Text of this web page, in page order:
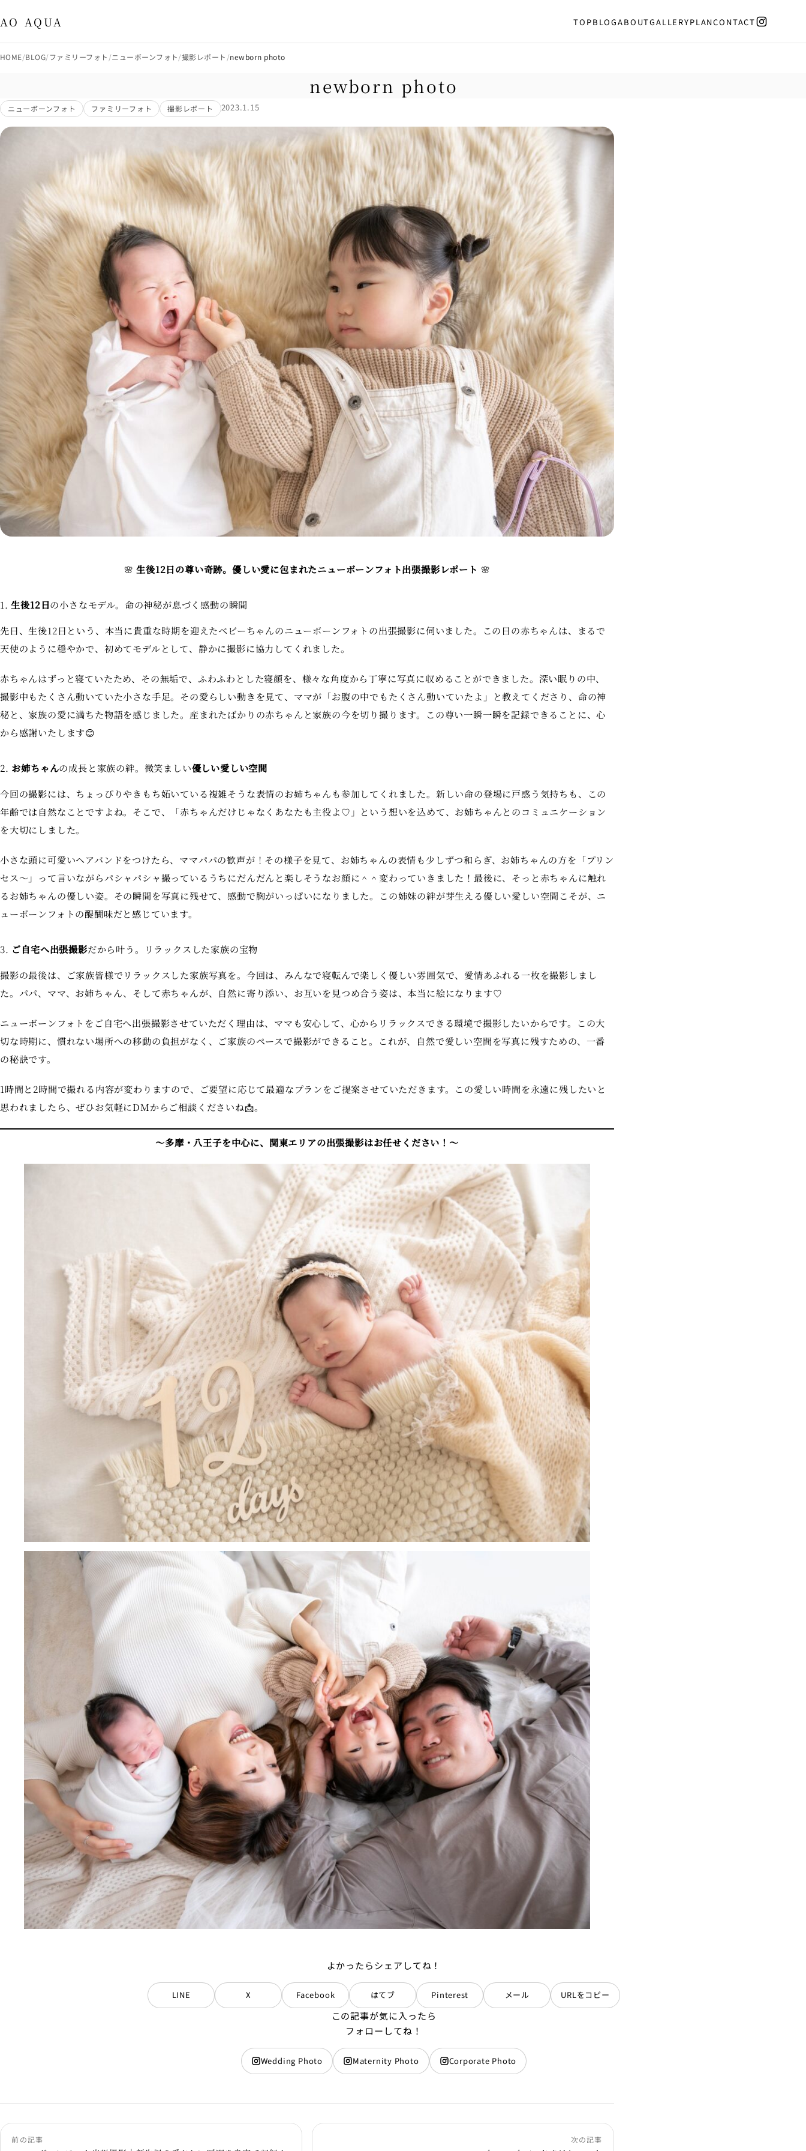
出張撮影・八王子市・多摩市 AO AQUA
AO AQUA TOPBLOGABOUTGALLERYPLANCONTACT
HOME BLOG ファミリーフォト ニューボーンフォト 撮影レポート newborn photo
newborn photo
ニューボーンフォト ファミリーフォト 撮影レポート 2023.1.15
🌸生後12日の尊い奇跡。優しい愛に包まれたニューボーンフォト出張撮影レポート 🌸
1.生後12日の小さなモデル。命の神秘が息づく感動の瞬間
先日、生後12日という、本当に貴重な時期を迎えたベビーちゃんのニューボーンフォトの出張撮影に伺いました。この日の赤ちゃんは、まるで
天使のように穏やかで、初めてモデルとして、静かに撮影に協力してくれました。
赤ちゃんはずっと寝ていたため、その無垢で、ふわふわとした寝顔を、様々な角度から丁寧に写真に収めることができました。深い眠りの中、
撮影中もたくさん動いていた小さな手足。その愛らしい動きを見て、ママが「お腹の中でもたくさん動いていたよ」と教えてくださり、命の神
秘と、家族の愛に満ちた物語を感じました。産まれたばかりの赤ちゃんと家族の今を切り撮ります。この尊い一瞬一瞬を記録できることに、心
から感謝いたします😊
2. お姉ちゃんの成長と家族の絆。微笑ましい優しい愛しい空間
今回の撮影には、ちょっぴりやきもち妬いている複雑そうな表情のお姉ちゃんも参加してくれました。新しい命の登場に戸惑う気持ちも、この
年齢では自然なことですよね。そこで、「赤ちゃんだけじゃなくあなたも主役よ♡」という想いを込めて、お姉ちゃんとのコミュニケーション
を大切にしました。
小さな頭に可愛いヘアバンドをつけたら、ママパパの歓声が！その様子を見て、お姉ちゃんの表情も少しずつ和らぎ、お姉ちゃんの方を「プリン
セス〜」って言いながらパシャパシャ撮っているうちにだんだんと楽しそうなお顔に＾＾変わっていきました！最後に、そっと赤ちゃんに触れ
るお姉ちゃんの優しい姿。その瞬間を写真に残せて、感動で胸がいっぱいになりました。この姉妹の絆が芽生える優しい愛しい空間こそが、ニ
ューボーンフォトの醍醐味だと感じています。
3. ご自宅へ出張撮影だから叶う。リラックスした家族の宝物
撮影の最後は、ご家族皆様でリラックスした家族写真を。今回は、みんなで寝転んで楽しく優しい雰囲気で、愛情あふれる一枚を撮影しまし
た。パパ、ママ、お姉ちゃん、そして赤ちゃんが、自然に寄り添い、お互いを見つめ合う姿は、本当に絵になります♡
ニューボーンフォトをご自宅へ出張撮影させていただく理由は、ママも安心して、心からリラックスできる環境で撮影したいからです。この大
切な時期に、慣れない場所への移動の負担がなく、ご家族のペースで撮影ができること。これが、自然で愛しい空間を写真に残すための、一番
の秘訣です。
1時間と2時間で撮れる内容が変わりますので、ご要望に応じて最適なプランをご提案させていただきます。この愛しい時間を永遠に残したいと
思われましたら、ぜひお気軽にDMからご相談くださいね📩。
〜多摩・八王子を中心に、関東エリアの出張撮影はお任せください！〜
よかったらシェアしてね！
LINE X Facebook はてブ Pinterest メール URLをコピー
この記事が気に入ったら
フォローしてね！
Wedding Photo Maternity Photo Corporate Photo
前の記事 次の記事